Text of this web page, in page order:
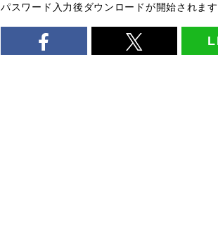
パスワード入力後ダウンロードが開始されます